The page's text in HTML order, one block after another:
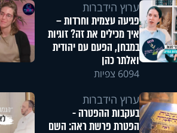
ערוץ הידברות
פגיעה עצמית וחרדות –
איך מכילים את זה? זוגיות
במבחן, הפעם עם יהודית
ואלתר כהן
6094 צפיות
ערוץ הידברות
בעקבות ההפטרה -
הפטרת פרשת ראה: השם